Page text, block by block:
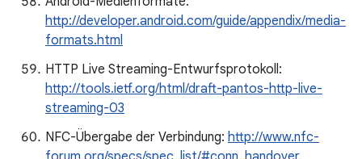
http://developer.android.com/guide/appendix/media-
formats.html
HTTP Live Streaming-Entwurfsprotokoll:
http://tools.ietf.org/html/draft-pantos-http-live-
streaming-03
NFC-Übergabe der Verbindung: http://www.nfc-